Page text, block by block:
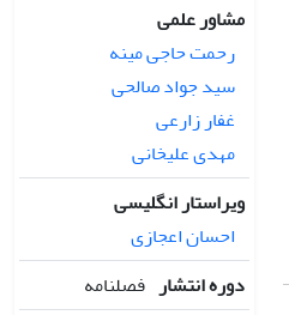
مشاور علمی
رحمت حاجی مینه
سید جواد صالحی
غفار زارعی
مهدی علیخانی
ویراستار انگلیسی
احسان اعجازی
دوره انتشار فصلنامه